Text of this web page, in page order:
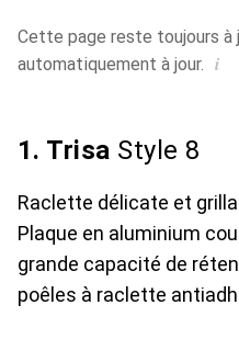
Cette page reste toujours à
automatiquement à jour. i
1. Trisa Style 8
Raclette délicate et
Plaque en aluminium
grande capacité de
poêles à raclette